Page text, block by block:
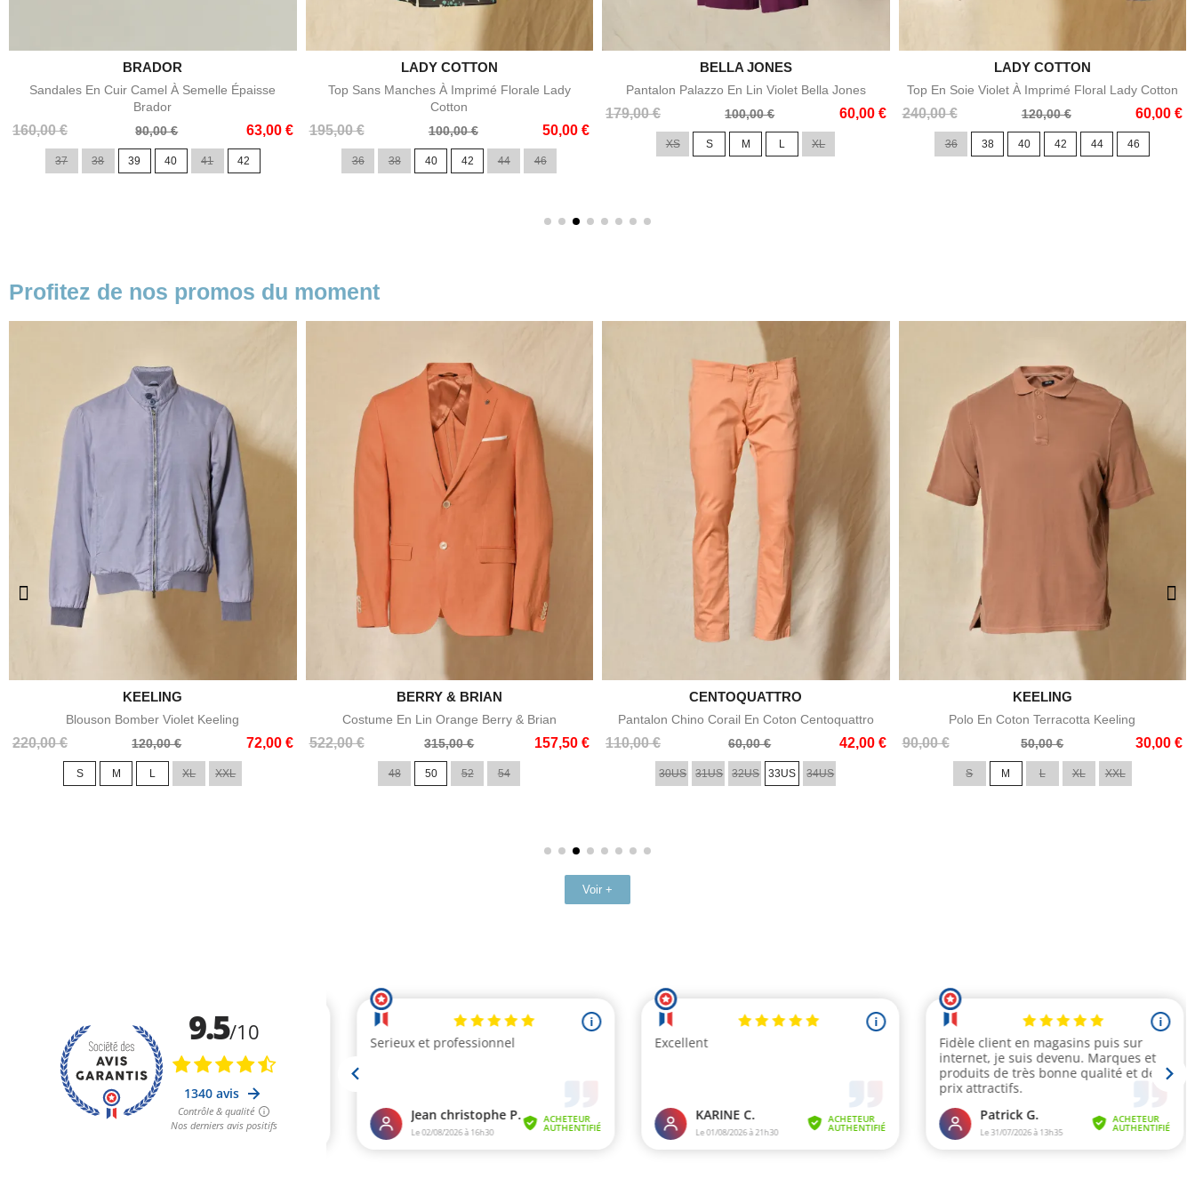
Aperçu rapide
BRADOR
Sandales En Cuir Camel À Semelle Épaisse
Brador
160,00 €
Prix
90,00 € 63,00 €
Prix
37 38 39 40 41 42
Aperçu rapide
LADY COTTON
Top Sans Manches À Imprimé Florale Lady
Cotton
195,00 €
Prix
100,00 € 50,00 €
Prix
36 38 40 42 44 46
Aperçu rapide
BELLA JONES
Pantalon Palazzo En Lin Violet Bella Jones
179,00 €
Prix
100,00 € 60,00 €
Prix
XS S M L XL
Aperçu rapide
LADY COTTON
Top En Soie Violet À Imprimé Floral Lady Cotton
240,00 €
Prix
120,00 € 60,00 €
Prix
36 38 40 42 44 46
Profitez de nos promos du moment
Aperçu rapide
KEELING
Blouson Bomber Violet Keeling
220,00 €
Prix
120,00 € 72,00 €
Prix
S M L XL XXL
Aperçu rapide
BERRY & BRIAN
Costume En Lin Orange Berry & Brian
522,00 €
Prix
315,00 € 157,50 €
Prix
48 50 52 54
Aperçu rapide
CENTOQUATTRO
Pantalon Chino Corail En Coton Centoquattro
110,00 €
Prix
60,00 € 42,00 €
Prix
30US 31US 32US 33US 34US
Aperçu rapide
KEELING
Polo En Coton Terracotta Keeling
90,00 €
Prix
50,00 € 30,00 €
Prix
S M L XL XXL
Voir +